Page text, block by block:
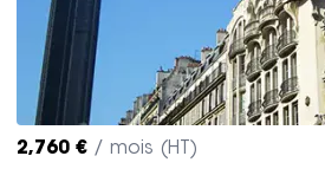
2,760 € / mois (HT)